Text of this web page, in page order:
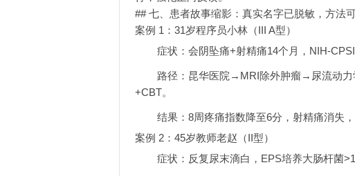
## 七、患者故事缩影：真实名字已脱敏，方法
案例 1：31岁程序员小林（III A型）
症状：会阴坠痛+射精痛14个月，NIH-
路径：昆华医院→MRI除外肿瘤→尿流动
+CBT。
结果：8周疼痛指数降至6分，射精痛消失
案例 2：45岁教师老赵（II型）
症状：反复尿末滴白，EPS培养大肠杆菌